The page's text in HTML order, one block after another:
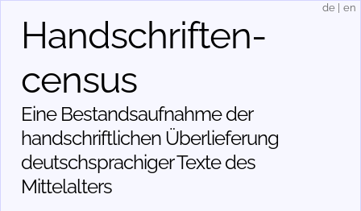
Handschriften­
census
Eine Bestandsaufnahme der
handschriftlichen Über­lieferung
deutschsprachiger Texte des
Mittelalters
de en